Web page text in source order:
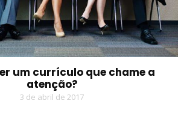
um currículo que chame a
atenção?
3 de abril de 2017